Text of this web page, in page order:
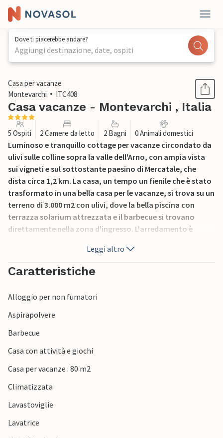
Dove ti piacerebbe andare?
Aggiungi destinazione, date, ospiti
1 / 36
Casa per vacanze
Montevarchi
ITC408
Casa vacanze - Montevarchi , Italia
5 Ospiti 2 Camere da letto 2 Bagni 0 Animali domestici
Luminoso e tranquillo cottage per vacanze circondato da
ulivi sulle colline sopra la valle dell'Arno, con ampia vista
sui vigneti e sul sottostante paesino di Mercatale, che
dista circa 1,2 km. La casa, un tempo un fienile che è stato
trasformato in una bella casa per le vacanze, si trova su un
terreno di 3.000 m2 con ulivi, dove la bella piscina con
terrazza solarium attrezzata e il barbecue si trovano
direttamente nella zona d'ingresso. L'arredamento è
400 m di strada di accesso sono sterrati. 7 km Montevarchi,
35 km Arezzo, 45 km Siena.
Leggi altro
Caratteristiche
Alloggio per non fumatori
Aspirapolvere
Barbecue
Casa con attività e giochi
Casa per vacanze : 80 m2
Climatizzata
Lavastoviglie
Lavatrice